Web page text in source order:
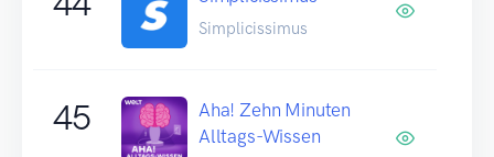
Simplicissimus
45
Aha! Zehn Minuten
Alltags-Wissen